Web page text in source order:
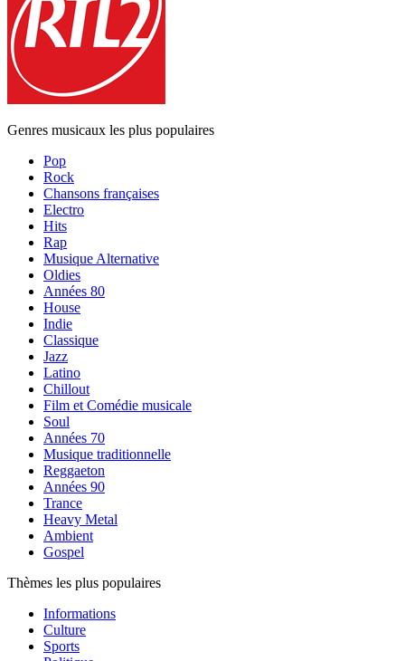
Genres musicaux les plus populaires
Pop
Rock
Chansons françaises
Electro
Hits
Rap
Musique Alternative
Oldies
Années 80
House
Indie
Classique
Jazz
Latino
Chillout
Film et Comédie musicale
Soul
Années 70
Musique traditionnelle
Reggaeton
Années 90
Trance
Heavy Metal
Ambient
Gospel
Thèmes les plus populaires
Informations
Culture
Sports